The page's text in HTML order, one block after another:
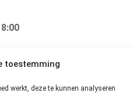
toestemming
werkt, deze te kunnen analyseren